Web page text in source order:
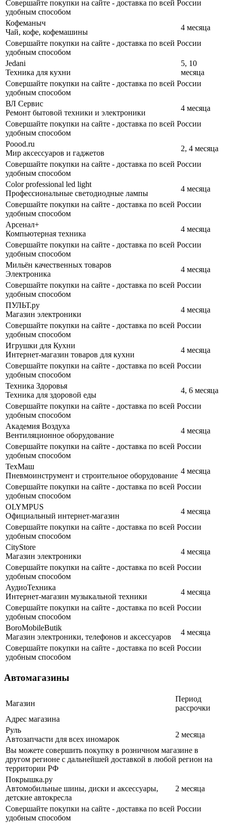
Совершайте покупки на сайте - доставка по всей России
удобным способом
Кофеманыч
Чай, кофе, кофемашины
4 месяца
Совершайте покупки на сайте - доставка по всей России
удобным способом
Jedani
Техника для кухни
5, 10
месяца
Совершайте покупки на сайте - доставка по всей России
удобным способом
ВЛ Сервис
Ремонт бытовой техники и электроники
4 месяца
Совершайте покупки на сайте - доставка по всей России
удобным способом
Poood.ru
Мир аксессуаров и гаджетов
2, 4 месяца
Совершайте покупки на сайте - доставка по всей России
удобным способом
Color professional led light
Профессиональные светодиодные лампы
4 месяца
Совершайте покупки на сайте - доставка по всей России
удобным способом
Арсенал+
Компьютерная техника
4 месяца
Совершайте покупки на сайте - доставка по всей России
удобным способом
Мильён качественных товаров
Электроника
4 месяца
Совершайте покупки на сайте - доставка по всей России
удобным способом
ПУЛЬТ.ру
Магазин электроники
4 месяца
Совершайте покупки на сайте - доставка по всей России
удобным способом
Игрушки для Кухни
Интернет-магазин товаров для кухни
4 месяца
Совершайте покупки на сайте - доставка по всей России
удобным способом
Техника Здоровья
Техника для здоровой еды
4, 6 месяца
Совершайте покупки на сайте - доставка по всей России
удобным способом
Академия Воздуха
Вентиляционное оборудование
4 месяца
Совершайте покупки на сайте - доставка по всей России
удобным способом
ТехМаш
Пневмоинструмент и строительное оборудование
4 месяца
Совершайте покупки на сайте - доставка по всей России
удобным способом
OLYMPUS
Официальный интернет-магазин
4 месяца
Совершайте покупки на сайте - доставка по всей России
удобным способом
CityStore
Магазин электроники
4 месяца
Совершайте покупки на сайте - доставка по всей России
удобным способом
АудиоТехника
Интернет-магазин музыкальной техники
4 месяца
Совершайте покупки на сайте - доставка по всей России
удобным способом
BoroMobileButik
Магазин электроники, телефонов и аксессуаров
4 месяца
Совершайте покупки на сайте - доставка по всей России
удобным способом
Автомагазины
Магазин
Период
рассрочки
Адрес магазина
Руль
Автозапчасти для всех иномарок
2 месяца
Вы можете совершить покупку в розничном магазине в
другом регионе с дальнейшей доставкой в любой регион на
территории РФ
Покрышка.ру
Автомобильные шины, диски и аксессуары,
детские автокресла
2 месяца
Совершайте покупки на сайте - доставка по всей России
удобным способом